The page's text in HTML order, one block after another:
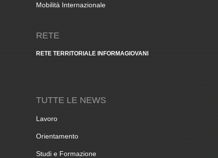
Mobilità Internazionale
RETE
RETE TERRITORIALE INFORMAGIOVANI
TUTTE LE NEWS
Lavoro
Orientamento
Studi e Formazione